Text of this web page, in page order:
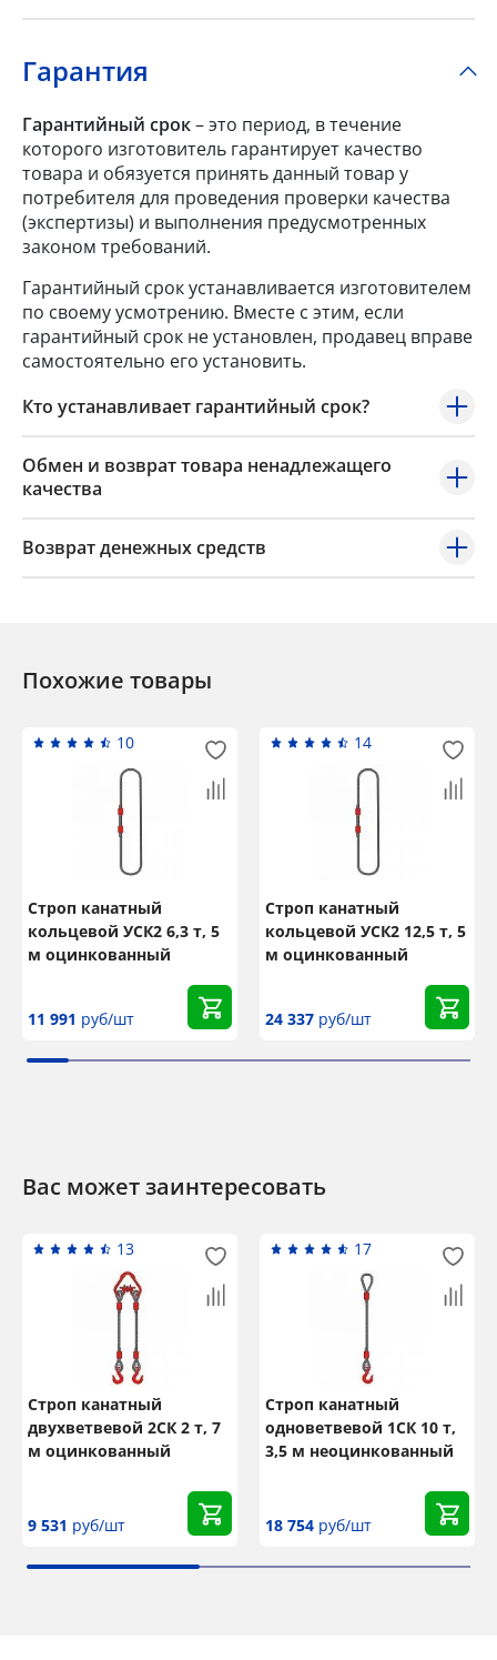
Гарантия
Гарантийный срок– это период, в течение
которого изготовитель гарантирует качество
товара и обязуется принять данный товар у
потребителя для проведения проверки качества
(экспертизы) и выполнения предусмотренных
законом требований.
Гарантийный срок устанавливается изготовителем
по своему усмотрению. Вместе с этим, если
гарантийный срок не установлен, продавец вправе
самостоятельно его установить.
Кто устанавливает гарантийный срок?
Обмен и возврат товара ненадлежащего
качества
Возврат денежных средств
Похожие товары
10
Строп канатный
кольцевой УСК2 6,3 т, 5
м оцинкованный
11 991 руб/шт
14
Строп канатный
кольцевой УСК2 12,5 т, 5
м оцинкованный
24 337 руб/шт
Вас может заинтересовать
13
Строп канатный
двухветвевой 2СК 2 т, 7
м оцинкованный
9 531 руб/шт
17
Строп канатный
одноветвевой 1СК 10 т,
3,5 м неоцинкованный
18 754 руб/шт